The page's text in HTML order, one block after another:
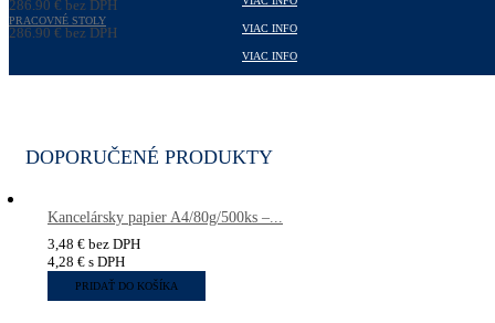
286,90 € bez DPH
352,89€s DPH VIAC INFO
PRACOVNÉ STOLY
286,90€bez DPH
VIAC INFO
DOPORUČENÉ PRODUKTY
Kancelársky papier A4/80g/500ks –...
3,48 € bez DPH
4,28 € s DPH
PRIDAŤ DO KOŠÍKA